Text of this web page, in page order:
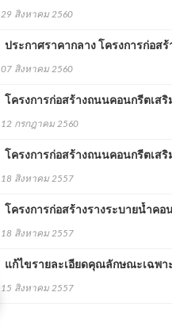
29 สิงหาคม 2560
ประกาศราคากลาง โครงการก่อส
07 สิงหาคม 2560
โครงการก่อสร้างถนนคอนกรีตเสริ
12 กรกฎาคม 2560
โครงการก่อสร้างถนนคอนกรีตเสริ
18 สิงหาคม 2557
โครงการก่อสร้างรางระบายน้ำคอ
18 สิงหาคม 2557
แก้ไขรายละเอียดคุณลักษณะเฉพา
15 สิงหาคม 2557